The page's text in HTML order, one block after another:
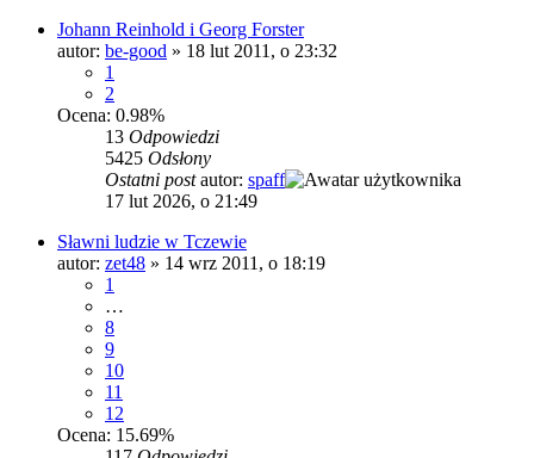
Johann Reinhold i Georg Forster
autor: be-good » 18 lut 2011, o 23:32
1
2
Ocena: 0.98%
13 Odpowiedzi
5425 Odsłony
Ostatni postautor: spaff
17 lut 2026, o 21:49
Sławni ludzie w Tczewie
autor: zet48 » 14 wrz 2011, o 18:19
1
…
8
9
10
11
12
Ocena: 15.69%